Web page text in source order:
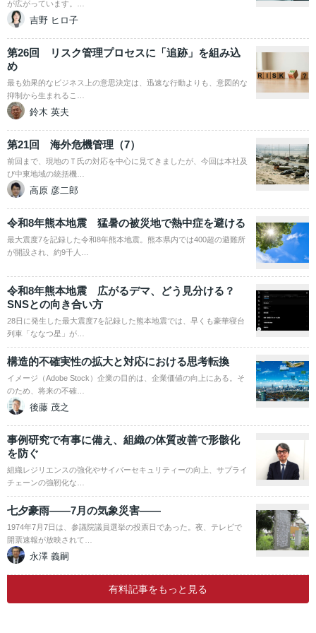
が広がっています。…
吉野 ヒロ子
第26回 リスク管理プロセスに「追跡」を組み込
め
最も効果的なビジネス上の意思決定は、迅速な行動よりも、意図的な
抑制から生まれるこ…
鈴木 英夫
第21回 海外危機管理（7）
前回まで、現地のＴ氏の対応を中心に見てきましたが、今回は本社及
び中東地域の統括機…
高原 彦二郎
令和8年熊本地震 猛暑の被災地で熱中症を避ける
最大震度7を記録した令和8年熊本地震。熊本県内では400超の避難所
が開設され、約9千人…
令和8年熊本地震 広がるデマ、どう見分ける？
SNSとの向き合い方
28日に発生した最大震度7を記録した熊本地震では、早くも豪華寝台
列車「ななつ星」が…
構造的不確実性の拡大と対応における思考転換
イメージ（Adobe Stock）企業の目的は、企業価値の向上にある。そ
のため、将来の不確…
後藤 茂之
事例研究で有事に備え、組織の体質改善で形骸化
を防ぐ
組織レジリエンスの強化やサイバーセキュリティーの向上、サプライ
チェーンの強靭化な…
七夕豪雨――7月の気象災害――
1974年7月7日は、参議院議員選挙の投票日であった。夜、テレビで
開票速報が放映されて…
永澤 義嗣
有料記事をもっと見る